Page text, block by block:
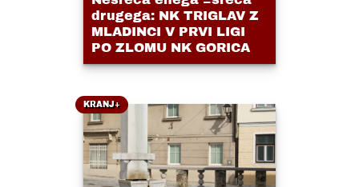
drugega: NK TRIGLAV Z
MLADINCI V PRVI LIGI
PO ZLOMU NK GORICA
KRANJ+